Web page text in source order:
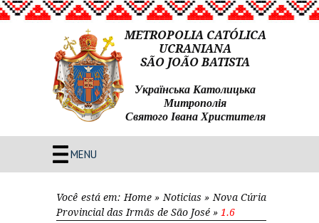
METROPOLIA CATÓLICA
UCRANIANA
SÃO JOÃO BATISTA
Українська Католицька
Митрополія
Святого Івана Христителя
MENU
Você está em: Home» Noticias » Nova Cúria
Provincial das Irmãs de São José » 1.6